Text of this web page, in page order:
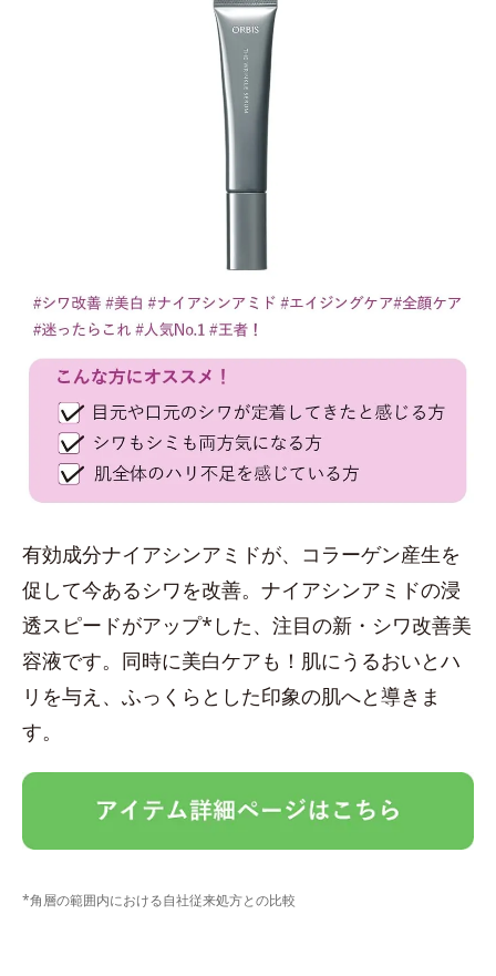
有効成分ナイアシンアミドが、コラーゲン産生を
促して今あるシワを改善。ナイアシンアミドの浸
透スピードがアップ*した、注目の新・シワ改善美
容液です。同時に美白ケアも！肌にうるおいとハ
リを与え、ふっくらとした印象の肌へと導きま
す。
*角層の範囲内における自社従来処方との比較